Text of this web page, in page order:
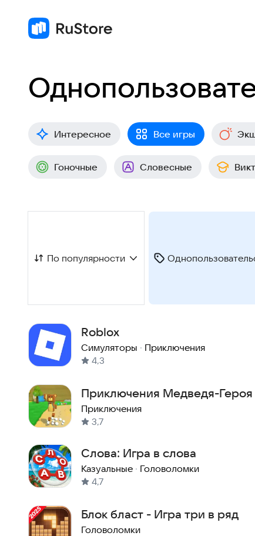
Интересное Все игры
Гоночные Словесные
По популярности
Roblox
Симуляторы · Приключения
4,3
Приключения Медведя-Героя
Приключения
3,7
Слова: Игра в слова
Казуальные · Головоломки
4,7
Блок бласт - Игра три в ряд
Головоломки